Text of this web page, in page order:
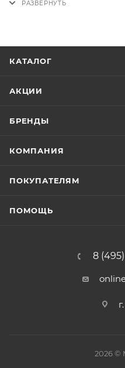
КАТАЛОГ
АКЦИИ
БРЕНДЫ
КОМПАНИЯ
ПОКУПАТЕЛЯМ
ПОМОЩЬ
8
2026 ©